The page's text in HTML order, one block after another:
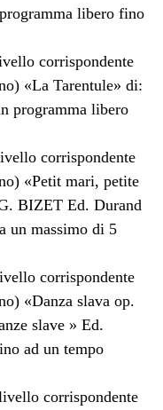
libero fino
corrispondente
«La Tarentule» di:
programma libero
corrispondente
«Petit mari, petite
BIZET Ed. Durand
un massimo di 5
corrispondente
«Danza slava op.
slave » Ed.
ad un tempo
corrispondente